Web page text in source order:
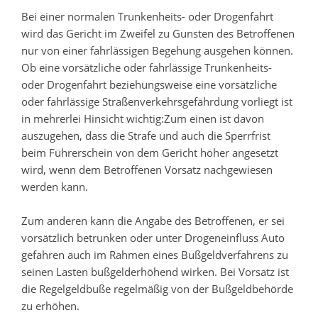
Bei einer normalen Trunkenheits- oder Drogenfahrt
wird das Gericht im Zweifel zu Gunsten des Betroffenen
nur von einer fahrlässigen Begehung ausgehen können.
Ob eine vorsätzliche oder fahrlässige Trunkenheits-
oder Drogenfahrt beziehungsweise eine vorsätzliche
oder fahrlässige Straßenverkehrsgefährdung vorliegt ist
in mehrerlei Hinsicht wichtig:Zum einen ist davon
auszugehen, dass die Strafe und auch die Sperrfrist
beim Führerschein von dem Gericht höher angesetzt
wird, wenn dem Betroffenen Vorsatz nachgewiesen
werden kann.
Zum anderen kann die Angabe des Betroffenen, er sei
vorsätzlich betrunken oder unter Drogeneinfluss Auto
gefahren auch im Rahmen eines Bußgeldverfahrens zu
seinen Lasten bußgelderhöhend wirken. Bei Vorsatz ist
die Regelgeldbuße regelmäßig von der Bußgeldbehörde
zu erhöhen.